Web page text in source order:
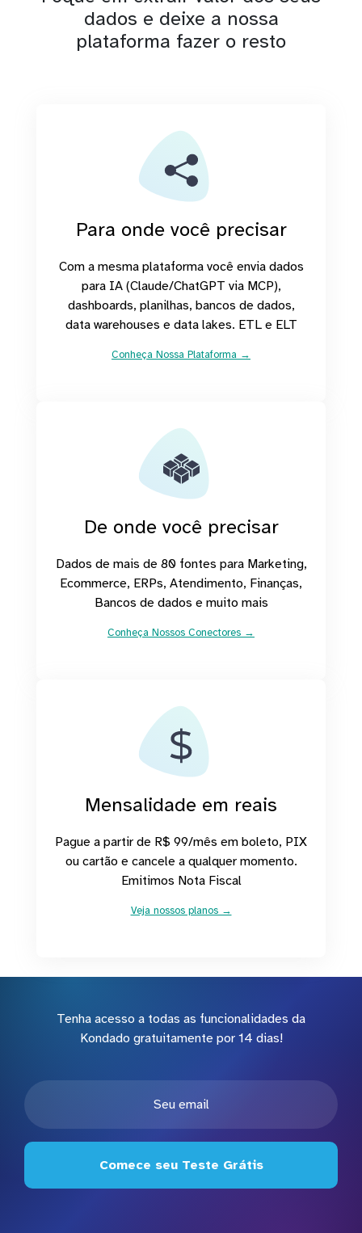
dados e deixe a nossa
plataforma fazer o resto
Para onde você precisar
Com a mesma plataforma você envia dados
para IA (Claude/ChatGPT via MCP),
dashboards, planilhas, bancos de dados,
data warehouses e data lakes. ETL e ELT
Conheça Nossa Plataforma →
De onde você precisar
Dados de mais de 80 fontes para Marketing,
Ecommerce, ERPs, Atendimento, Finanças,
Bancos de dados e muito mais
Conheça Nossos Conectores →
Mensalidade em reais
Pague a partir de R$ 99/mês em boleto, PIX
ou cartão e cancele a qualquer momento.
Emitimos Nota Fiscal
Veja nossos planos →
Tenha acesso a todas as funcionalidades da
Kondado gratuitamente por 14 dias!
Comece seu Teste Grátis